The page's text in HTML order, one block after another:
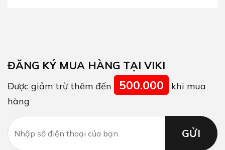
ĐĂNG KÝ MUA HÀNG TẠI VIKI
Được giảm trừ thêm đến 500.000
khi mua
hàng